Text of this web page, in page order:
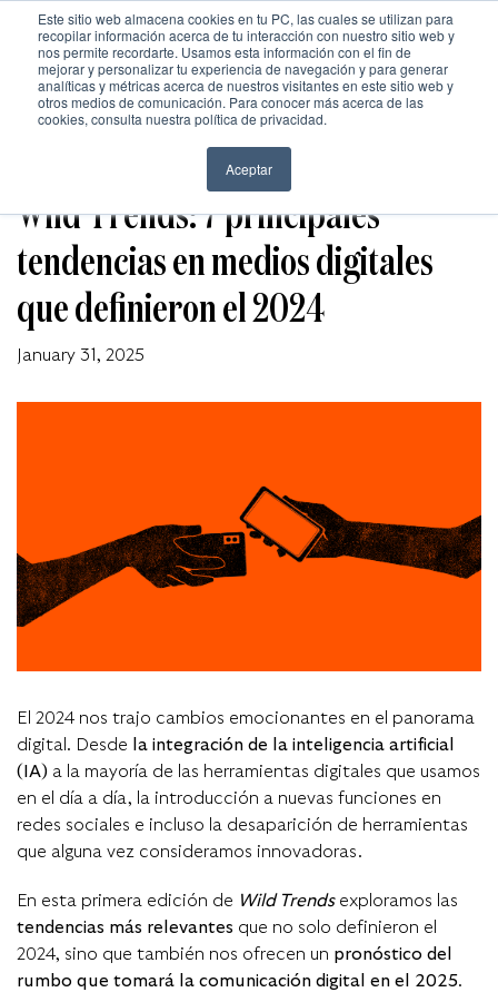
Este sitio web almacena cookies en tu PC, las cuales se utilizan para
recopilar información acerca de tu interacción con nuestro sitio web y
nos permite recordarte. Usamos esta información con el fin de
mejorar y personalizar tu experiencia de navegación y para generar
analíticas y métricas acerca de nuestros visitantes en este sitio web y
otros medios de comunicación. Para conocer más acerca de las
cookies, consulta nuestra política de privacidad.
Aceptar
Inicio
Trabajo
Cultura
NOVEDADES WILD
Wild Trends: 7 principales
tendencias en medios digitales
que definieron el 2024
January 31, 2025
El 2024 nos trajo cambios emocionantes en el panorama
digital. Desde
la integración de la inteligencia artificial
(IA) a la mayoría de las herramientas digitales que usamos
en el día a día, la introducción a nuevas funciones en
redes sociales e incluso la desaparición de herramientas
que alguna vez consideramos innovadoras.
En esta primera edición de Wild Trendsexploramos las
tendencias más relevantes que no solo definieron el
2024, sino que también nos ofrecen un pronóstico del
rumbo que tomará la comunicación digital en el 2025.